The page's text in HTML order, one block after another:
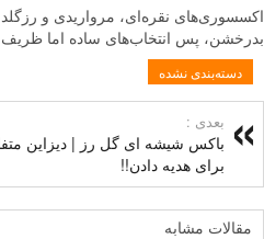
اکسسوری‌های نقره‌ای، مرواریدی و
بدرخشن، پس انتخاب‌های ساده اما ظریف
دسته‌بندی نشده
بعدی :
باکس شیشه ای گل رز | دیزاین
برای هدیه دادن!!
مقالات مشابه